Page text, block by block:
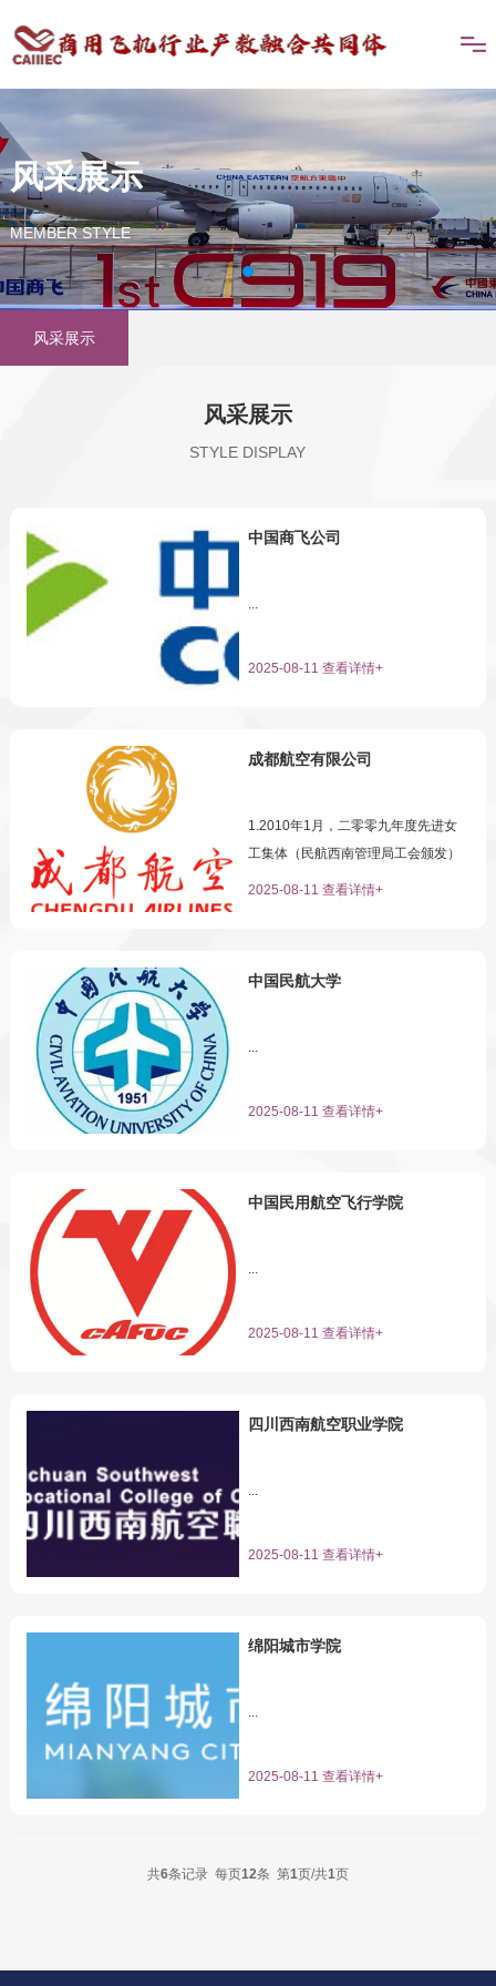
风采展示
MEMBER STYLE
风采展示
风采展示
STYLE DISPLAY
中国商飞公司
...
2025-08-11 查看详情+
成都航空有限公司
1.2010年1月，二零零九年度先进女
工集体（民航西南管理局工会颁发）
2.2010年4月，二零一零年度先进工
月，“全国十佳空乘”大赛最佳观众印象
会）5.2011年1月，全国“安康杯”竞赛
年1月，二零一零年度纳税先进企业
2025-08-11 查看详情+
中国民航大学
...
2025-08-11 查看详情+
中国民用航空飞行学院
...
2025-08-11 查看详情+
四川西南航空职业学院
...
2025-08-11 查看详情+
绵阳城市学院
...
2025-08-11 查看详情+
共6条记录 每页12条 第1页/共1页